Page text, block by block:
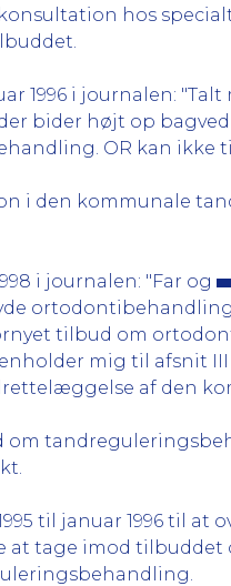
hos
1996 i journalen:
bider højt op
OR kan ikke
i den kommunale
i journalen: "Far og
tilbud om
mig til afsnit III
af den
til januar 1996 til
at tage imod